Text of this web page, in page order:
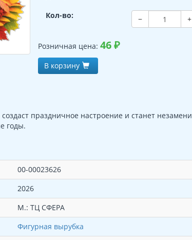
Кол-во: − +
Розничная цена:46₽
В корзину
праздничное настроение и станет
годы.
00-00023626
2026
М.: ТЦ СФЕРА
Фигурная вырубка